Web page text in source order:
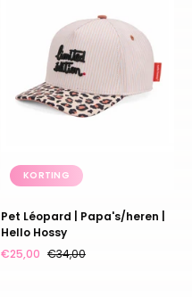
Papa's/heren
Hello
Hossy
KORTING
Pet Léopard | Papa's/heren |
Hello Hossy
€25,00 €34,00